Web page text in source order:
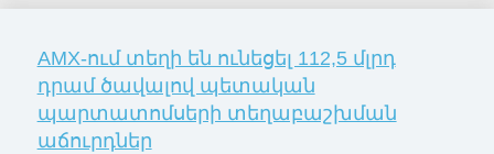
AMX-ում տեղի են ունեցել 112,5 մլրդ
դրամ ծավալով պետական
պարտատոմսերի տեղաբաշխման
աճուրդներ